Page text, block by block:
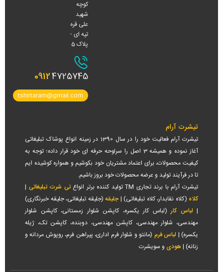
کوچه
شهید
علی قره
تپه ای -
پلاک 5
09124725745
tshirtaram@gmail.com
تیشرت آرام
تیشرت آرام فعالیت خود را در سال 1390 در زمینه انواع پوشاک تبلیغاتی
آغاز نموده و همیشه 3 اصل را سرلوحه حرفه ای خود قرار داده؛ توجه به
کیفیت محصولات، برای اعتماد مشتریان خود بکوشیم و همواره کوشیده ایم
تا در فرآیند تولید و عرضه محصولات خود بروز باشیم.
تیشرت آرام با برند تجاری TM تولید کننده برتر انواع
تی شرت تبلیغاتی |
کلاه (کلاه نقابدار، کلاه تبلیغاتی) | جلیقه (جلیقه تبلیغاتی، جلیقه خبرنگاری)
| لباس کار (لباس کار یکسره، کاپشن شلوار زمستانی، کاپشن شلوار
مهندسی، شلوار مهندسی، کاپشن مهندسی، دوبنده، کاپشن تک، ژیله
یکسره) | لباس فرم (مانتو و شلوار فرم اداری، پیراهن فرم، روپوش مردانه و
زنانه) | هودی و سویشرت